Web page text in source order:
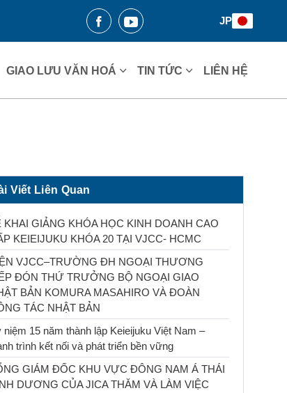
JP
GIAO LƯU VĂN HOÁ TIN TỨC LIÊN HỆ
Viết Liên Quan
KHAI GIẢNG KHÓA HỌC KINH DOANH CAO
KEIEIJUKU KHÓA 20 TẠI VJCC- HCMC
VJCC–TRƯỜNG ĐH NGOẠI THƯƠNG
ĐÓN THỨ TRƯỞNG BỘ NGOẠI GIAO
BẢN KOMURA MASAHIRO VÀ ĐOÀN
TÁC NHẬT BẢN
niệm 15 năm thành lập Keieijuku Việt Nam –
trình kết nối và phát triển bền vững
GIÁM ĐỐC KHU VỰC ĐÔNG NAM Á THÁI
DƯƠNG CỦA JICA THĂM VÀ LÀM VIỆC